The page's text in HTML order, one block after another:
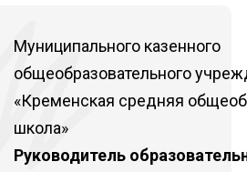
Муниципального казенного
общеобразовательного
«Кременская средняя
школа»
Руководитель